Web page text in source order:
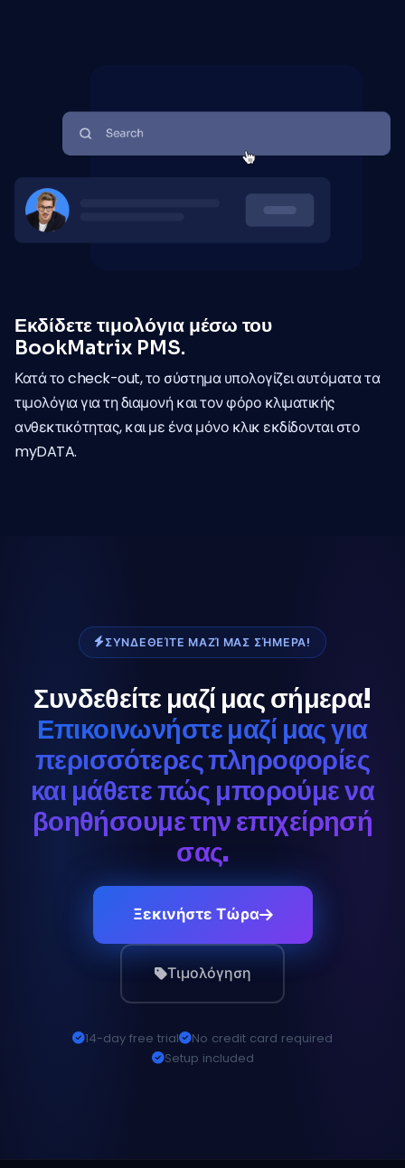
Εκδίδετε τιμολόγια μέσω του
BookMatrix PMS.
Κατά το check-out, το σύστημα υπολογίζει αυτόματα τα
τιμολόγια για τη διαμονή και τον φόρο κλιματικής
ανθεκτικότητας, και με ένα μόνο κλικ εκδίδονται στο
myDATA.
ΣΥΝΔΕΘΕΊΤΕ ΜΑΖΊ ΜΑΣ ΣΉΜΕΡΑ!
Συνδεθείτε μαζί μας σήμερα!
Επικοινωνήστε μαζί μας για
περισσότερες πληροφορίες
και μάθετε πώς μπορούμε να
βοηθήσουμε την επιχείρησή
σας.
Ξεκινήστε Τώρα
Τιμολόγηση
14-day free trial
No credit card required
Setup included